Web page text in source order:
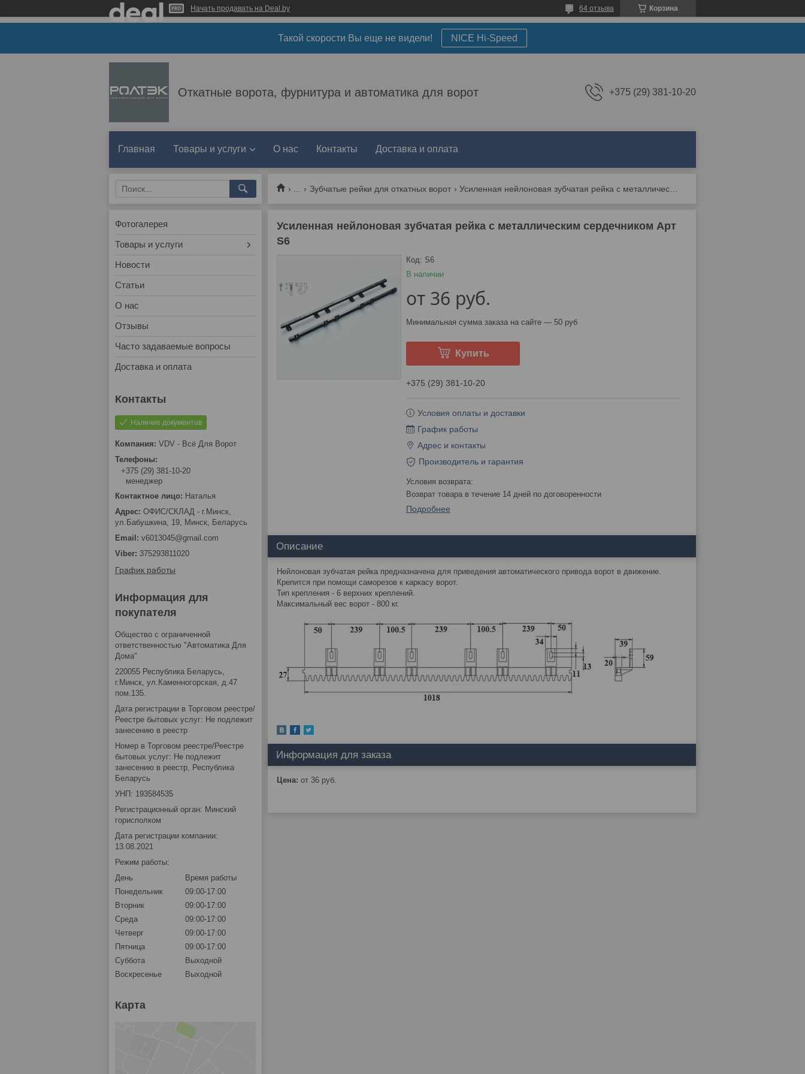
Начать продавать на Deal.by Корзина
64 отзыва
Такой скорости Вы еще не видели! NICE Hi-Speed
Откатные ворота, фурнитура и автоматика для ворот +375 (29) 381-10-20
Главная Товары и услуги О нас Контакты Доставка и оплата
Зубчатые рейки для откатных ворот
Усиленная нейлоновая зубчатая рейка с металлическим сердечником Арт
S6
В наличии
Код: S6
от 36 руб.
Минимальная сумма заказа на сайте — 50 руб
Купить
+375 (29) 381-10-20
Условия оплаты и доставки
График работы
Адрес и контакты
Производитель и гарантия
возврат товара в течение 14 дней по договоренности
Подробнее
Описание
Нейлоновая зубчатая рейка предназначена для приведения автоматического привода ворот в движение.
Крепится при помощи саморезов к каркасу ворот.
Тип крепления - 6 верхних креплений.
Максимальный вес ворот - 800 кг.
Информация для заказа
Цена: от 36 руб.
Фотогалерея
Товары и услуги
Новости
Статьи
О нас
Отзывы
Часто задаваемые вопросы
Доставка и оплата
Наличие документов
VDV - Всё Для Ворот
+375 (29) 381-10-20
менеджер
Наталья
ОФИС/СКЛАД - г.Минск,
ул.Бабушкина, 19, Минск, Беларусь
v6013045@gmail.com
375293811020
График работы
Информация для
покупателя
Общество с ограниченной
ответственностью "Автоматика Для
Дома"
220055 Республика Беларусь,
г.Минск, ул.Каменногорская, д.47
пом.135.
Дата регистрации в Торговом реестре/
Реестре бытовых услуг: Не подлежит
занесению в реестр
Номер в Торговом реестре/Реестре
бытовых услуг: Не подлежит
занесению в реестр, Республика
Беларусь
УНП: 193584535
Регистрационный орган: Минский
горисполком
Дата регистрации компании:
13.08.2021
Режим работы:
День
Время работы
Понедельник
09:00-17:00
Вторник
09:00-17:00
Среда
09:00-17:00
Четверг
09:00-17:00
Пятница
09:00-17:00
Суббота
Выходной
Воскресенье
Выходной
Карта